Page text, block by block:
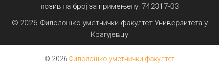
позив на број за примењену: 742317-03
© 2026 Филолошко-уметнички факултет Универзитета у
Крагујевцу
© 2026 Филолошко-уметнички факултет